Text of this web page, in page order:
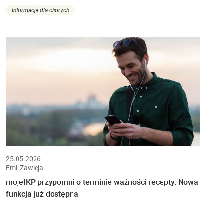
Informacje dla chorych
25.05.2026
Emil Zawieja
mojeIKP przypomni o terminie ważności recepty. Nowa
funkcja już dostępna